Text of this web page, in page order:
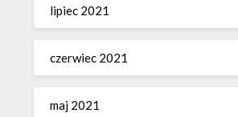
lipiec 2021
czerwiec 2021
maj 2021